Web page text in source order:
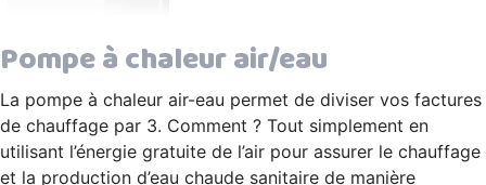
Pompe à chaleur air/eau
La pompe à chaleur air-eau permet de diviser vos factures
de chauffage par 3. Comment ? Tout simplement en
utilisant l’énergie gratuite de l’air pour assurer le chauffage
et la production d’eau chaude sanitaire de manière